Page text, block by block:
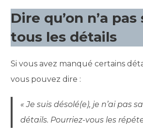
Dire qu’on n’a pas
tous les détails
Si vous avez manqué certains
vous pouvez dire :
« Je suis désolé(e), je n’ai pas
détails. Pourriez-vous les